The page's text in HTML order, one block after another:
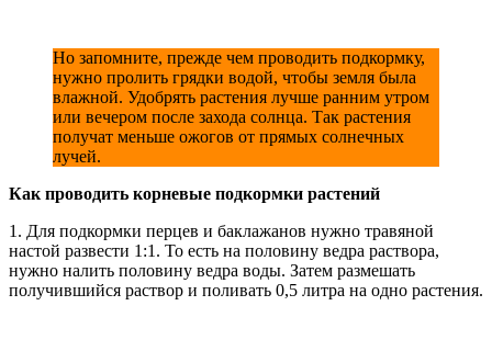
Но запомните, прежде чем проводить подкормку,
нужно пролить грядки водой, чтобы земля была
влажной. Удобрять растения лучше ранним утром
или вечером после захода солнца. Так растения
получат меньше ожогов от прямых солнечных
лучей.
Как проводить корневые подкормки растений
1. Для подкормки перцев и баклажанов нужно травяной
настой развести 1:1. То есть на половину ведра раствора,
нужно налить половину ведра воды. Затем размешать
получившийся раствор и поливать 0,5 литра на одно растения.